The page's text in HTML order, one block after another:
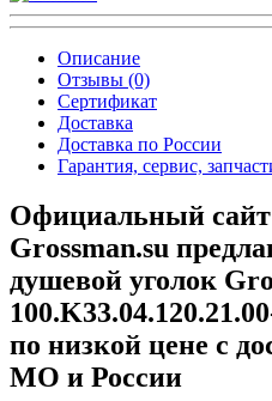
Описание
Отзывы (0)
Сертификат
Доставка
Доставка по России
Гарантия, сервис,
Официальный сайт
Grossman.su
душевой уголок
по низкой цене с
МО и России